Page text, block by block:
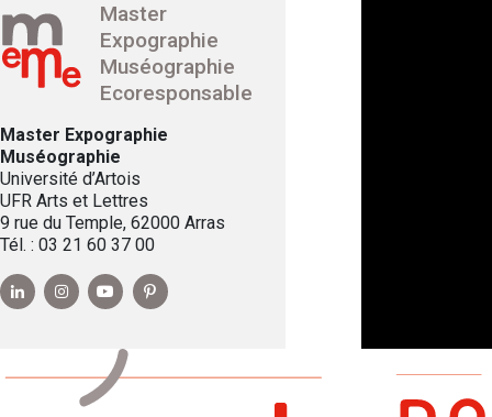
Master
Expographie
Muséographie
Ecoresponsable
Master Expographie
Muséographie
Université d’Artois
UFR Arts et Lettres
9 rue du Temple, 62000 Arras
Tél. : 03 21 60 37 00